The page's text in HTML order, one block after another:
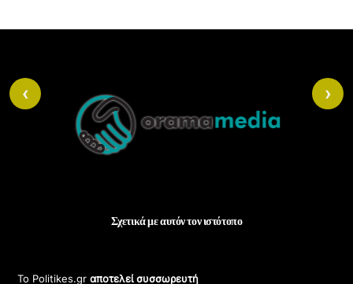
Top
Σχετικά με αυτόν τον ιστότοπο
Το Politikes.grαποτελεί συσσωρευτή
‹ ›